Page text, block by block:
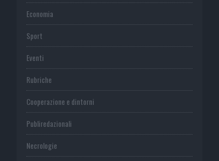
Economia
Sport
Eventi
Rubriche
Cooperazione e dintorni
Publiredazionali
Necrologie